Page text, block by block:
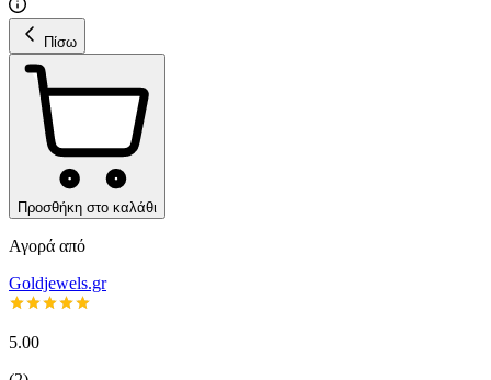
Πίσω
Προσθήκη στο καλάθι
Αγορά από
Goldjewels.gr
5.00